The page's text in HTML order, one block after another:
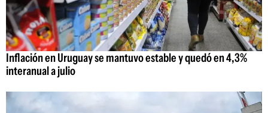
Inflación en Uruguay se mantuvo estable y quedó en 4,3%
interanual a julio